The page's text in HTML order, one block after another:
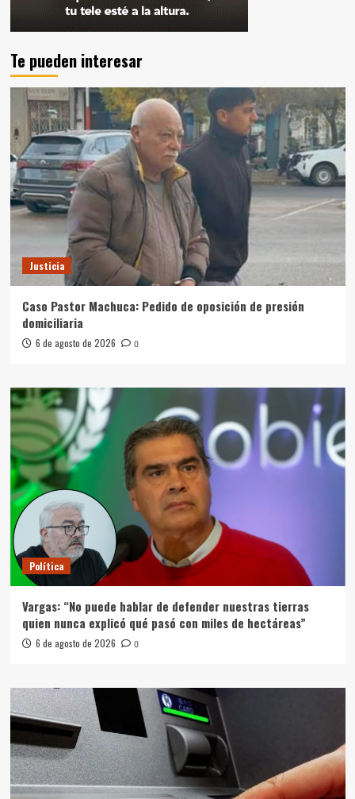
Te pueden interesar
Justicia
Caso Pastor Machuca: Pedido de oposición de presión
domiciliaria
6 de agosto de 2026 0
Política
Vargas: “No puede hablar de defender nuestras tierras
quien nunca explicó qué pasó con miles de hectáreas”
6 de agosto de 2026 0